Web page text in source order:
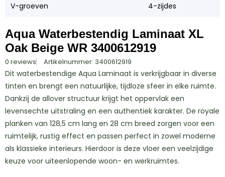
V-groeven 4-zijdes
Aqua Waterbestendig Laminaat XL
Oak Beige WR 3400612919
0 reviews Artikelnummer: 3400612919
Dit waterbestendige Aqua Laminaat is verkrijgbaar in diverse
tinten en brengt een natuurlijke, tijdloze sfeer in elke ruimte.
Dankzij de allover structuur krijgt het oppervlak een
levensechte uitstraling en een authentiek karakter. De royale
planken van 128,5 cm lang en 28 cm breed zorgen voor een
ruimtelijk, rustig effect en passen perfect in zowel moderne
als klassieke interieurs. Hierdoor is deze vloer een veelzijdige
keuze voor uiteenlopende woon- en werkruimtes.